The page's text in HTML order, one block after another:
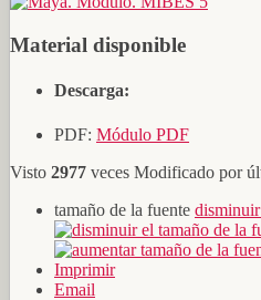
Material disponible
Descarga:
PDF: Módulo PDF
Visto 2977 veces Modificado por
tamaño de la fuente
Imprimir
Email